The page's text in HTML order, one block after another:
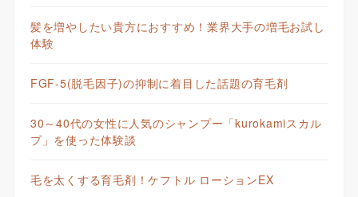
髪を増やしたい貴方におすすめ！業界大手の増毛お試し
体験
FGF-5(脱毛因子)の抑制に着目した話題の育毛剤
30～40代の女性に人気のシャンプー「kurokamiスカル
プ」を使った体験談
毛を太くする育毛剤！ケフトル ローションEX